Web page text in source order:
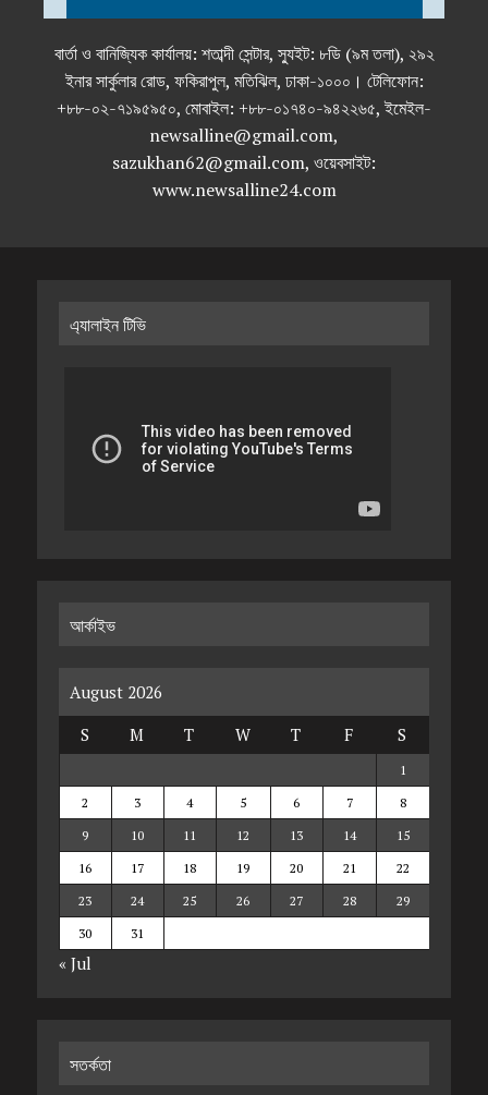
বার্তা ও বানিজ্যিক কার্যালয়: শতাব্দী সেন্টার, স্যুইট: ৮ডি (৯ম তলা), ২৯২
ইনার সার্কুলার রোড, ফকিরাপুল, মতিঝিল, ঢাকা-১০০০। টেলিফোন:
+৮৮-০২-৭১৯৫৯৫০, মোবাইল: +৮৮-০১৭৪০-৯৪২২৬৫, ইমেইল-
newsalline@gmail.com,
sazukhan62@gmail.com, ওয়েবসাইট:
www.newsalline24.com
এ্যালাইন টিভি
আর্কাইভ
August 2026
S
M T W T F S
1
2
3 4 5 6 7
8
9
10 11 12 13 14
15
16
17 18 19 20 21
22
23
24 25 26 27 28
29
30
31
« Jul
সতর্কতা